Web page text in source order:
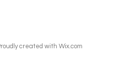
created with Wix.com